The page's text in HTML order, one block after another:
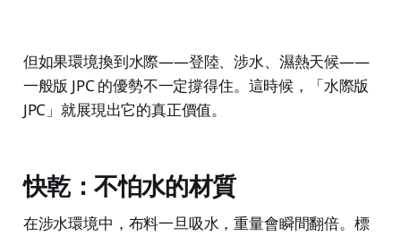
但如果環境換到水際——登陸、涉水、濕熱天候——
一般版 JPC 的優勢不一定撐得住。這時候，「水際版
JPC」就展現出它的真正價值。
快乾：不怕水的材質
在涉水環境中，布料一旦吸水，重量會瞬間翻倍。標